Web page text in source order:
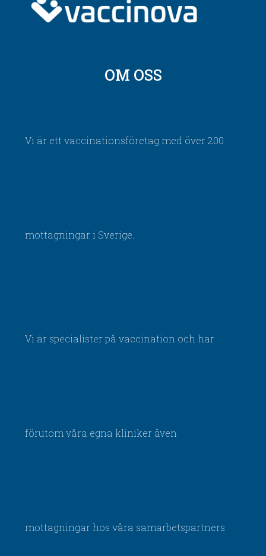
OM OSS
Vi är ett vaccinationsföretag med över 200
mottagningar i Sverige.
Vi är specialister på vaccination och har
förutom våra egna kliniker även
mottagningar hos våra samarbetspartners